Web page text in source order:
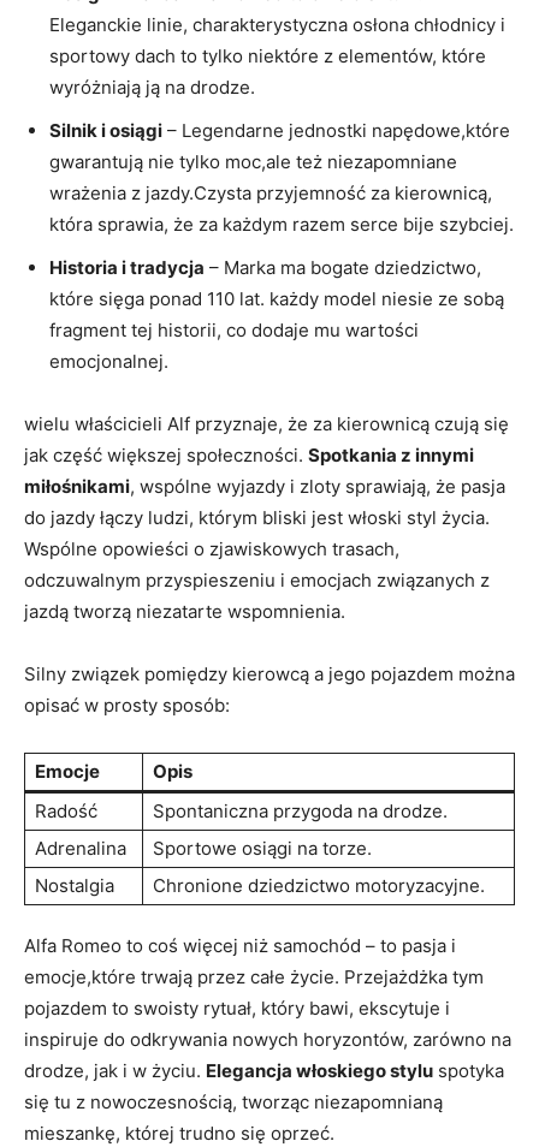
Eleganckie linie, charakterystyczna osłona chłodnicy i
sportowy dach to tylko niektóre z elementów,⁣ które
wyróżniają‌ ją‌ na drodze.
Silnik i osiągi – Legendarne jednostki napędowe,które
gwarantują nie tylko moc,ale też niezapomniane
wrażenia z ‌jazdy.Czysta‍ przyjemność za kierownicą,⁤
która sprawia, że za każdym razem serce bije szybciej.
Historia i tradycja – Marka ma bogate dziedzictwo,​
które sięga ponad 110 lat.⁢ każdy model niesie ze sobą
fragment‍ tej⁤ historii, co dodaje mu wartości⁤
emocjonalnej.
wielu właścicieli Alf przyznaje, że ⁢za kierownicą czują się‍
jak część większej społeczności. Spotkania z innymi
miłośnikami, wspólne wyjazdy i zloty sprawiają, że⁤ pasja
do jazdy⁢ łączy ludzi, którym bliski ‌jest włoski styl ​życia.
Wspólne opowieści o zjawiskowych trasach,
odczuwalnym przyspieszeniu i emocjach⁣ związanych z
jazdą tworzą‍ niezatarte wspomnienia.
Silny związek pomiędzy kierowcą a jego pojazdem można
opisać w prosty‌ sposób:
Emocje
Opis
Radość
Spontaniczna przygoda na drodze.
Adrenalina
Sportowe osiągi​ na torze.
Nostalgia
Chronione dziedzictwo motoryzacyjne.
Alfa Romeo to coś więcej niż samochód – to pasja i
emocje,które trwają przez całe życie. Przejażdżka ‌tym
pojazdem to swoisty rytuał, ​który‌ bawi, ekscytuje i​
inspiruje do odkrywania nowych horyzontów, zarówno na
drodze, jak i ‌w życiu. Elegancja⁢ włoskiego stylu spotyka
się tu z ‌nowoczesnością, tworząc niezapomnianą
mieszankę, której trudno się oprzeć.